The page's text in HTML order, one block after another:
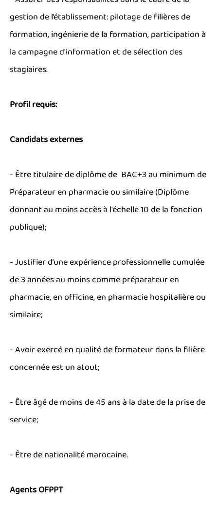
gestion de l’établissement: pilotage de filières de
formation, ingénierie de la formation, participation à
la campagne d'information et de sélection des
stagiaires.
Profil requis:
Candidats externes
- Être titulaire de diplôme de BAC+3 au minimum de
Préparateur en pharmacie ou similaire (Diplôme
donnant au moins accès à l'échelle 10 de la fonction
publique);
- Justifier d’une expérience professionnelle cumulée
de 3 années au moins comme préparateur en
pharmacie, en officine, en pharmacie hospitalière ou
similaire;
- Avoir exercé en qualité de formateur dans la filière
concernée est un atout;
- Être âgé de moins de 45 ans à la date de la prise de
service;
- Être de nationalité marocaine.
Agents OFPPT